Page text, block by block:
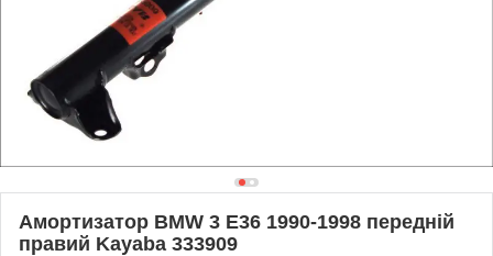
Амортизатор BMW 3 E36 1990-1998 передній
правий Kayaba 333909